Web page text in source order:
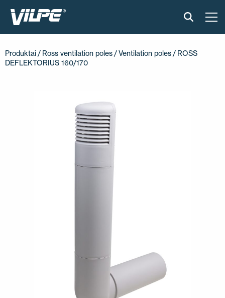
ĮGYVENDINTI PROJEKTAI
PL LV
Produktai / Ross ventilation poles /Ventilation poles / ROSS
DEFLEKTORIUS 160/170